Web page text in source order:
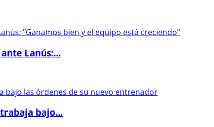
Lanús:...
bajo...